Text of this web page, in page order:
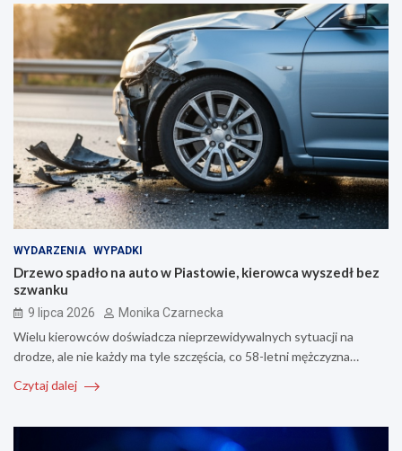
WYDARZENIA WYPADKI
Drzewo spadło na auto w Piastowie, kierowca wyszedł bez
szwanku
9 lipca 2026 Monika Czarnecka
Wielu kierowców doświadcza nieprzewidywalnych sytuacji na
drodze, ale nie każdy ma tyle szczęścia, co 58-letni mężczyzna…
Czytaj dalej